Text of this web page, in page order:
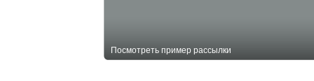
Посмотреть пример рассылки